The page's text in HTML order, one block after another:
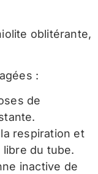
oblitérante,
:
de
respiration et
libre du tube.
inactive de